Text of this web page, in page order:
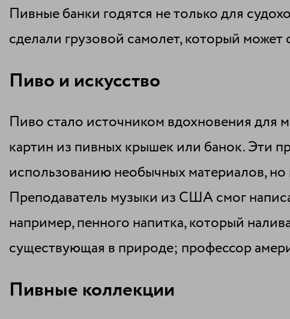
Пивные банки годятся не только для
сделали грузовой самолет, который может
Пиво и искусство
Пиво стало источником вдохновения для
картин из пивных крышек или банок. Эти
использованию необычных материалов,
Преподаватель музыки из США смог
например, пенного напитка, который
существующая в природе; профессор
Пивные коллекции